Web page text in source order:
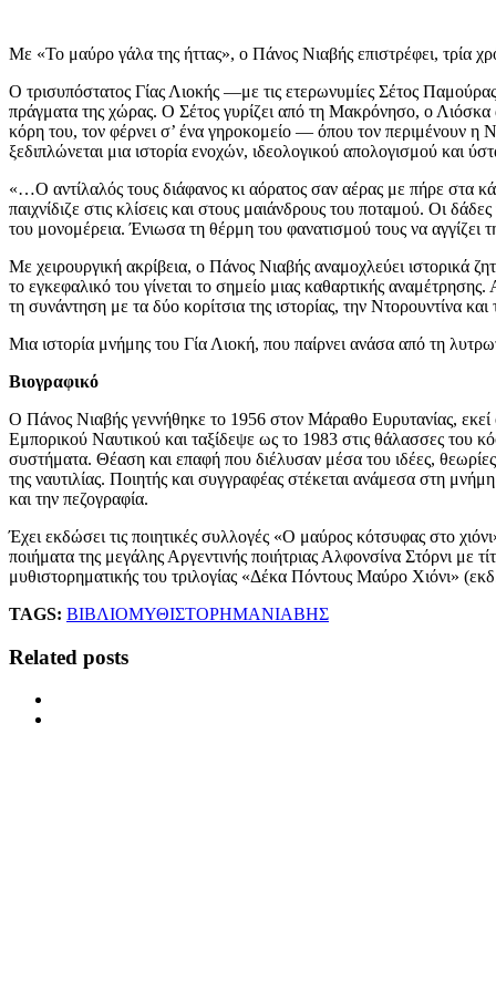
Με «Το μαύρο γάλα της ήττας», ο Πάνος Νιαβής επιστρέφει, τρία
Ο τρισυπόστατος Γίας Λιοκής —με τις ετερωνυμίες Σέτος
πράγματα της χώρας. Ο Σέτος γυρίζει από τη Μακρόνησο, ο Λιόσκα
κόρη του, τον φέρνει σ’ ένα γηροκομείο — όπου τον περιμένουν η
ξεδιπλώνεται μια ιστορία ενοχών, ιδεολογικού απολογισμού και
«…Ο αντίλαλός τους διάφανος κι αόρατος σαν αέρας με πήρε στα
παιχνίδιζε στις κλίσεις και στους μαιάνδρους του ποταμού. Οι
του μονομέρεια. Ένιωσα τη θέρμη του φανατισμού τους να αγγίζει
Με χειρουργική ακρίβεια, ο Πάνος Νιαβής αναμοχλεύει ιστορικά
το εγκεφαλικό του γίνεται το σημείο μιας καθαρτικής
τη συνάντηση με τα δύο κορίτσια της ιστορίας, την Ντορουντίνα
Μια ιστορία μνήμης του Γία Λιοκή, που παίρνει ανάσα από τη
Βιογραφικό
Ο Πάνος Νιαβής γεννήθηκε το 1956 στον Μάραθο Ευρυτανίας,
Εμπορικού Ναυτικού και ταξίδεψε ως το 1983 στις θάλασσες του
συστήματα. Θέαση και επαφή που διέλυσαν μέσα του ιδέες,
της ναυτιλίας. Ποιητής και συγγραφέας στέκεται ανάμεσα στη
και την πεζογραφία.
Έχει εκδώσει τις ποιητικές συλλογές «Ο μαύρος κότσυφας στο
ποιήματα της μεγάλης Αργεντινής ποιήτριας Αλφονσίνα Στόρνι
μυθιστορηματικής του τριλογίας «Δέκα Πόντους Μαύρο Χιόνι»
TAGS: ΒΙΒΛΙΟΜΥΘΙΣΤΟΡΗΜΑΝΙΑΒΗΣ
Related posts